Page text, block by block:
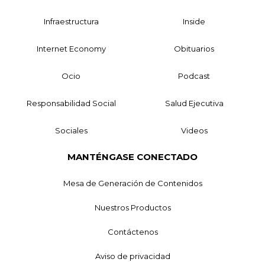
Infraestructura Inside
Internet Economy Obituarios
Ocio Podcast
Responsabilidad Social Salud Ejecutiva
Sociales Videos
MANTÉNGASE CONECTADO
Mesa de Generación de Contenidos
Nuestros Productos
Contáctenos
Aviso de privacidad